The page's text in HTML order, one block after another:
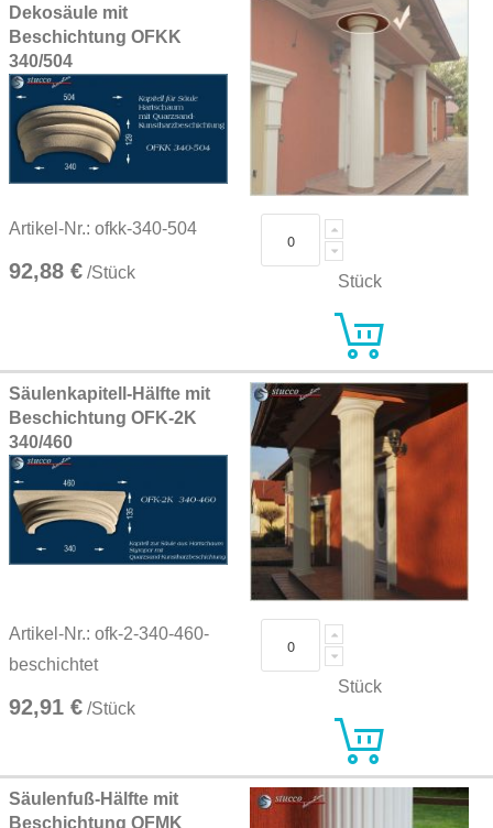
Dekosäule mit
Beschichtung OFKK
340/504
Artikel-Nr.: ofkk-340-504
92,88 € /Stück Stück
Säulenkapitell-Hälfte mit
Beschichtung OFK-2K
340/460
Artikel-Nr.: ofk-2-340-460-
beschichtet
92,91 € /Stück
Stück
Säulenfuß-Hälfte mit
Beschichtung OFMK